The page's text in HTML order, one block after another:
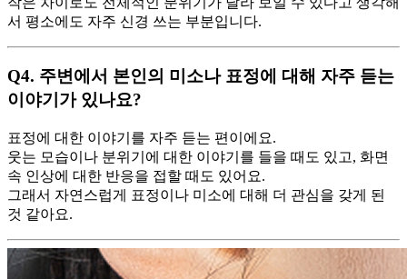
서 평소에도 자주 신경 쓰는 부분입니다.
Q4. 주변에서 본인의 미소나 표정에 대해 자주 듣는
이야기가 있나요?
표정에 대한 이야기를 자주 듣는 편이에요.
웃는 모습이나 분위기에 대한 이야기를 들을 때도 있고, 화면
속 인상에 대한 반응을 접할 때도 있어요.
그래서 자연스럽게 표정이나 미소에 대해 더 관심을 갖게 된
것 같아요.